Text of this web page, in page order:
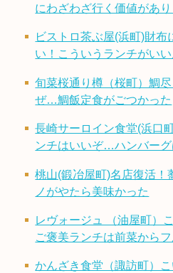
にわざわざ行く価値があ
ビストロ茶ぶ屋(浜町)財布
い！こういうランチがい
旬菜桜通り樽（桜町）鯛
ぜ…鯛飯定食がごつかった
長崎サーロイン食堂(浜口
ンチはいいぞ…ハンバー
桃山(鍛冶屋町)名店復活！
ノがやたら美味かった
レヴォージュ （油屋町）
ご褒美ランチは前菜からフ
かんざき食堂（諏訪町）